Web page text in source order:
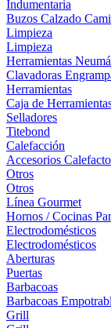
Indumentaria
Buzos Calzado
Limpieza
Limpieza
Herramientas
Clavadoras
Herramientas
Caja de
Selladores
Titebond
Calefacción
Accesorios
Otros
Otros
Línea Gourmet
Hornos / Cocinas
Electrodomésticos
Electrodomésticos
Aberturas
Puertas
Barbacoas
Barbacoas
Grill